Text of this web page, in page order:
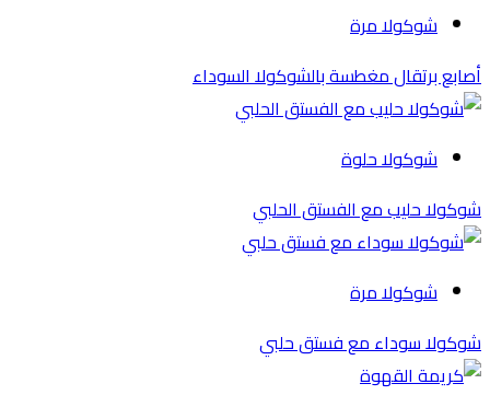
شوكولا مرة
أصابع برتقال مغطسة بالشوكولا السوداء
شوكولا حلوة
شوكولا حليب مع الفستق الحلبي
شوكولا مرة
شوكولا سوداء مع فستق حلبي